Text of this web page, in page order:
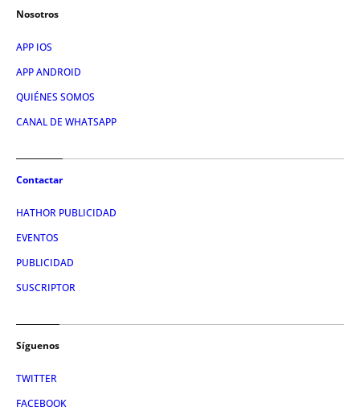
Nosotros
APP IOS
APP ANDROID
QUIÉNES SOMOS
CANAL DE WHATSAPP
Contactar
HATHOR PUBLICIDAD
EVENTOS
PUBLICIDAD
SUSCRIPTOR
Síguenos
TWITTER
FACEBOOK